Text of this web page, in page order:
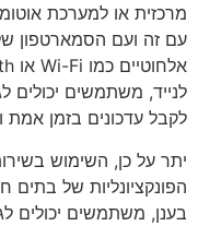
מרכזית או למערכת
עם זה ועם הסמארטפון
לנייד, משתמשים יכולים
לקבל עדכונים בזמן
יתר על כן, השימוש
הפונקציונליות של בתים
בענן, משתמשים